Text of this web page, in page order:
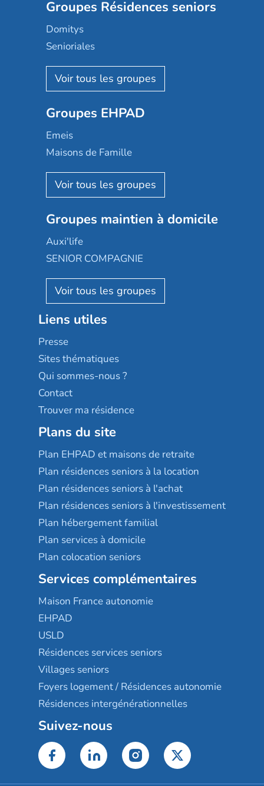
Groupes Résidences seniors
Domitys
Senioriales
Nohée
Les Résidentiels
Mobicap
Domusvi
Happy Senior
Aquarelia
Nexity edenea
Les jardins d'Arcadie
Occitalia
Appartseniors
Reseda
Stella management
Les villages d'or
Sérénys
Résidences services Villa Médicis
Groupes EHPAD
Emeis
Maisons de Famille
Korian
Emera
Groupe SOS
Le Noble Âge
Almage
Résidalya
Groupe aplus
Groupes maintien à domicile
Auxi'life
SENIOR COMPAGNIE
AGE D'OR Services
Liens utiles
Presse
Sites thématiques
Qui sommes-nous ?
Contact
Trouver ma résidence
Plans du site
Plan EHPAD et maisons de retraite
Plan résidences seniors à la location
Plan résidences seniors à l'achat
Plan résidences seniors à l'investissement
Plan hébergement familial
Plan services à domicile
Plan colocation seniors
Services complémentaires
Maison France autonomie
EHPAD
USLD
Résidences services seniors
Villages seniors
Foyers logement / Résidences autonomie
Résidences intergénérationnelles
Suivez-nous